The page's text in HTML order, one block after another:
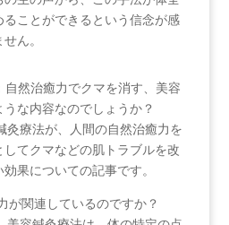
ことができるという信念が感
ん。
然治癒力でクマを消す、美容
な内容なのでしょうか？
灸療法が、人間の自然治癒力を
てクマなどの肌トラブルを改
果についての記事です。
が関連しているのですか？